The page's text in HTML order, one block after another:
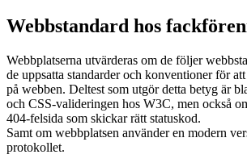
Webbstandard hos
Webbplatserna utvärderas om de följer
de uppsatta standarder och konventioner för
på webben. Deltest som utgör detta betyg är
och CSS-valideringen hos W3C, men också
404-felsida som skickar rätt statuskod.
Samt om webbplatsen använder en modern
protokollet.